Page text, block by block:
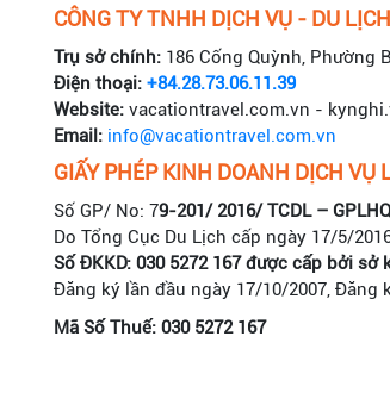
CÔNG TY TNHH DỊCH VỤ - DU
Trụ sở chính: 186 Cống Quỳnh, Phường
Điện thoại: +84.28.73.06.11.39
Website: vacationtravel.com.vn -
Email: info@vacationtravel.com.vn
GIẤY PHÉP KINH DOANH DỊCH VỤ
Số GP/ No: 79-201/ 2016/ TCDL –
Do Tổng Cục Du Lịch cấp ngày 17/5/
Số ĐKKD: 030 5272 167 được cấp bởi
Đăng ký lần đầu ngày 17/10/2007, Đăng
Mã Số Thuế: 030 5272 167